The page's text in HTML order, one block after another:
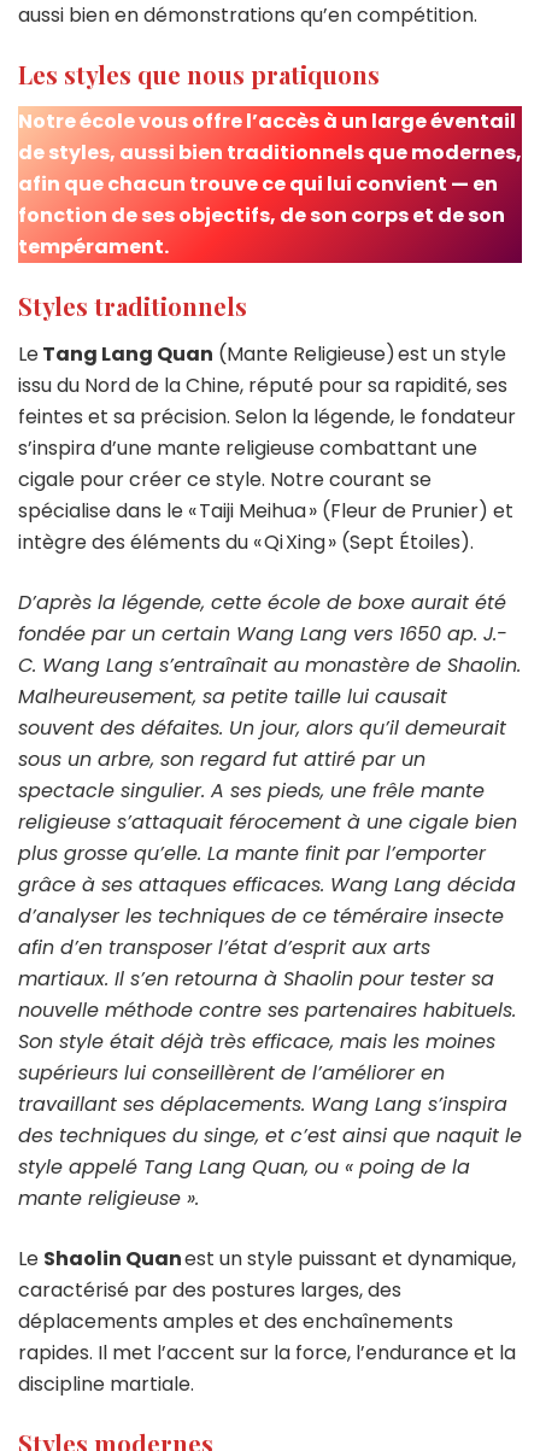
aussi bien en démonstrations qu’en compétition.
Les styles que nous pratiquons
Notre école vous offre l’accès à un large éventail
de styles, aussi bien traditionnels que modernes,
afin que chacun trouve ce qui lui convient — en
fonction de ses objectifs, de son corps et de son
tempérament.
Styles traditionnels
LeTang Lang Quan (Mante Religieuse) est un style
issu du Nord de la Chine, réputé pour sa rapidité, ses
feintes et sa précision. Selon la légende, le fondateur
s’inspira d’une mante religieuse combattant une
cigale pour créer ce style. Notre courant se
spécialise dans le « Taiji Meihua » (Fleur de Prunier) et
intègre des éléments du « Qi Xing » (Sept Étoiles).
D’après la légende, cette école de boxe aurait été
fondée par un certain Wang Lang vers 1650 ap. J.-
C. Wang Lang s’entraînait au monastère de Shaolin.
Malheureusement, sa petite taille lui causait
souvent des défaites. Un jour, alors qu’il demeurait
sous un arbre, son regard fut attiré par un
spectacle singulier. A ses pieds, une frêle mante
religieuse s’attaquait férocement à une cigale bien
plus grosse qu’elle. La mante finit par l’emporter
grâce à ses attaques efficaces. Wang Lang décida
d’analyser les techniques de ce téméraire insecte
afin d’en transposer l’état d’esprit aux arts
martiaux. Il s’en retourna à Shaolin pour tester sa
nouvelle méthode contre ses partenaires habituels.
Son style était déjà très efficace, mais les moines
supérieurs lui conseillèrent de l’améliorer en
travaillant ses déplacements. Wang Lang s’inspira
des techniques du singe, et c’est ainsi que naquit le
style appelé Tang Lang Quan, ou « poing de la
mante religieuse ».
Le Shaolin Quanest un style puissant et dynamique,
caractérisé par des postures larges, des
déplacements amples et des enchaînements
rapides. Il met l’accent sur la force, l’endurance et la
discipline martiale.
Styles modernes